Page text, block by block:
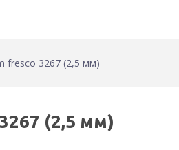
fresco 3267 (2,5 мм)
(2,5 мм)